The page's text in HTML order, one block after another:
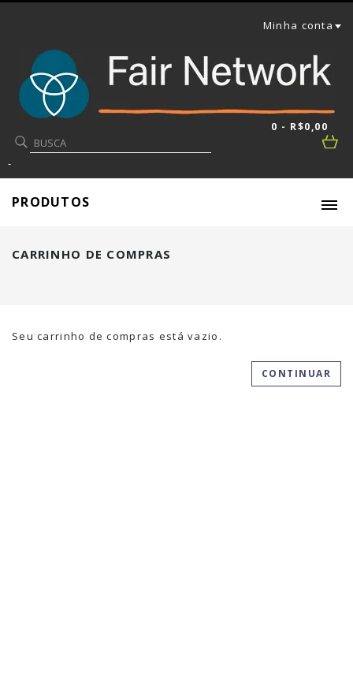
Minha conta
0 - R$0,00
-
PRODUTOS
CARRINHO DE COMPRAS
Seu carrinho de compras está vazio.
CONTINUAR